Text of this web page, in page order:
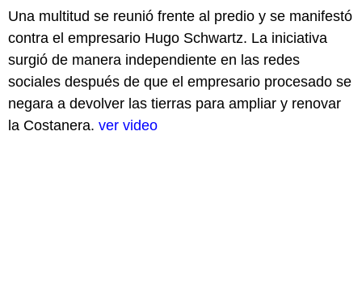
Una multitud se reunió frente al predio y se manifestó
contra el empresario Hugo Schwartz. La iniciativa
surgió de manera independiente en las redes
sociales después de que el empresario procesado se
negara a devolver las tierras para ampliar y renovar
la Costanera. ver video